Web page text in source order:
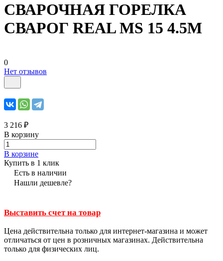
СВАРОЧНАЯ ГОРЕЛКА
СВАРОГ REAL MS 15 4.5М
0
Нет отзывов
3 216 ₽
В корзину
В корзине
Купить в 1 клик
Есть в наличии
Нашли дешевле?
Выставить счет на товар
Цена действительна только для интернет-магазина и может
отличаться от цен в розничных магазинах. Действительна
только для физических лиц.